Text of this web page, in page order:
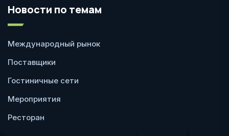
Новости по темам
Международный рынок
Поставщики
Гостиничные сети
Мероприятия
Ресторан